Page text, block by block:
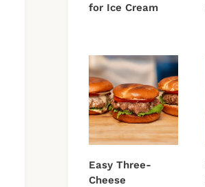
for Ice Cream
Easy Three-
Cheese